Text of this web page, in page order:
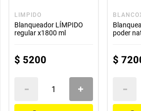
LIMPIDO
Blanqueador LÍMPIDO
regular x1800 ml
$ 5200
poder
$